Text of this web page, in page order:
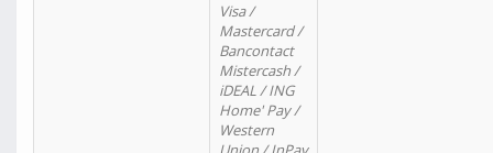
Visa /
Mastercard /
Bancontact
Mistercash /
iDEAL / ING
Home' Pay /
Western